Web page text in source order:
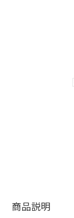
商品説明